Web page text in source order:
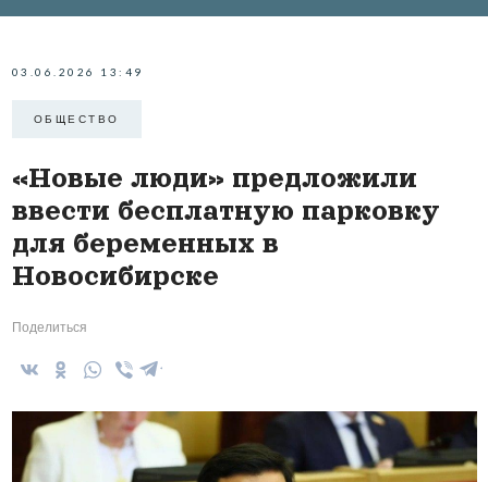
03.06.2026 13:49
ОБЩЕСТВО
«Новые люди» предложили
ввести бесплатную парковку
для беременных в
Новосибирске
Поделиться